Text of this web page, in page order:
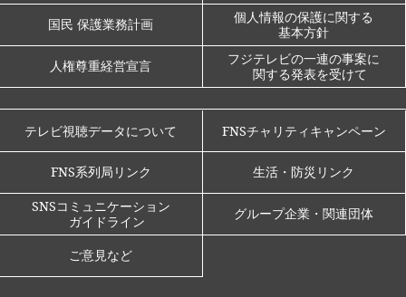
国民 保護業務計画
個人情報の保護に関する
基本方針
人権尊重経営宣言
フジテレビの一連の事案に
関する発表を受けて
テレビ視聴データについて FNSチャリティキャンペーン
FNS系列局リンク
生活・防災リンク
SNSコミュニケーション
ガイドライン
グループ企業・関連団体
ご意見など